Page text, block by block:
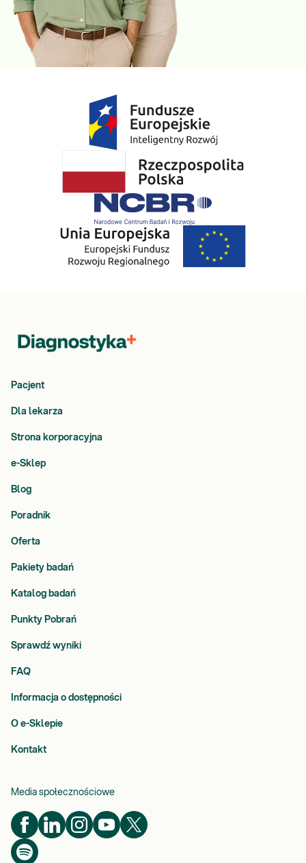
Pacjent
Dla lekarza
Strona korporacyjna
e-Sklep
Blog
Poradnik
Oferta
Pakiety badań
Katalog badań
Punkty Pobrań
Sprawdź wyniki
FAQ
Informacja o dostępności
O e-Sklepie
Kontakt
Media społecznościowe